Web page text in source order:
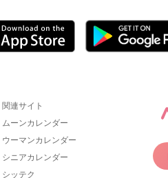
関連サイト
ムーンカレンダー
ウーマンカレンダー
シニアカレンダー
シッテク